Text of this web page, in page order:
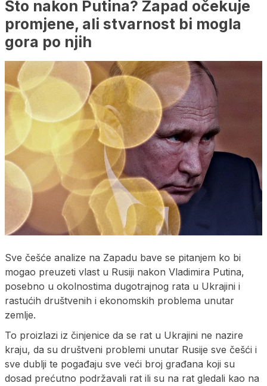
Što nakon Putina? Zapad očekuje
promjene, ali stvarnost bi mogla
gora po njih
Sve češće analize na Zapadu bave se pitanjem ko bi
mogao preuzeti vlast u Rusiji nakon Vladimira Putina,
posebno u okolnostima dugotrajnog rata u Ukrajini i
rastućih društvenih i ekonomskih problema unutar
zemlje.
To proizlazi iz činjenice da se rat u Ukrajini ne nazire
kraju, da su društveni problemi unutar Rusije sve češći i
sve dublji te pogađaju sve veći broj građana koji su
dosad prećutno podržavali rat ili su na rat gledali kao na